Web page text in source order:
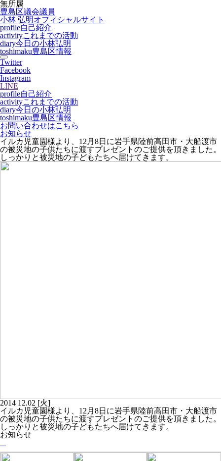
無所属
豊島区議会議員
小林 弘明オフィシャルサイト
profile自己紹介
activityこれまでの活動
diary今日の小林弘明
toshimaku豊島区情報
Twitter
Facebook
Instagram
LINE
profile自己紹介
activityこれまでの活動
diary今日の小林弘明
toshimaku豊島区情報
お問い合わせはこちら
お知らせ
イルカ児童園様より、12月8日に岩手県陸前高田市・大船渡市
の被災地の子供たちに渡すプレゼントのご提供を頂きました。
しっかりと被災地の子どもたちへ届けてきます。
2014 12.02 [火]
イルカ児童園様より、12月8日に岩手県陸前高田市・大船渡市
の被災地の子供たちに渡すプレゼントのご提供を頂きました。
しっかりと被災地の子どもたちへ届けてきます。
お知らせ